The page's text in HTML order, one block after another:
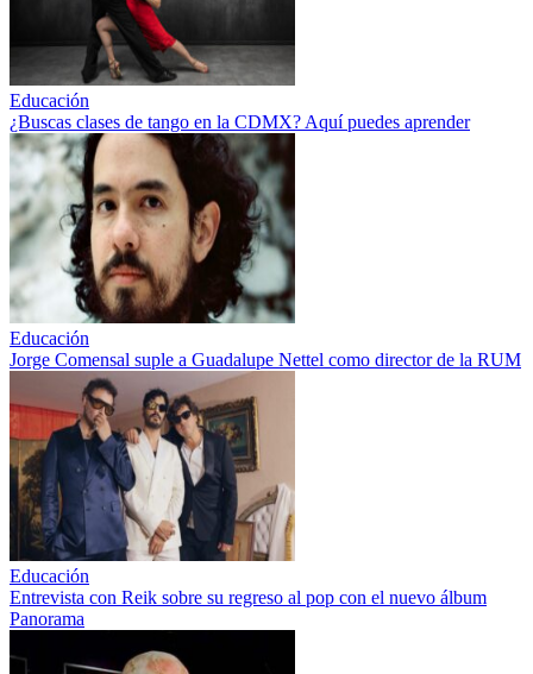
Educación
¿Buscas clases de tango en la CDMX? Aquí puedes aprender
Educación
Jorge Comensal suple a Guadalupe Nettel como director de la RUM
Educación
Entrevista con Reik sobre su regreso al pop con el nuevo álbum
Panorama